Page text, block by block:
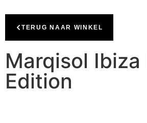
TERUG NAAR WINKEL
Marqisol
Edition